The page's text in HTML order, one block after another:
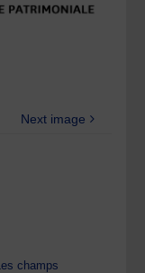
Next image
Les champs